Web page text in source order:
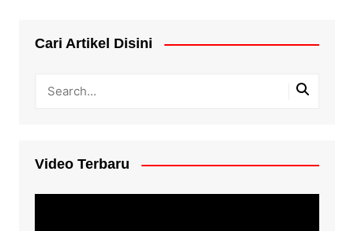
Cari Artikel Disini
Video Terbaru